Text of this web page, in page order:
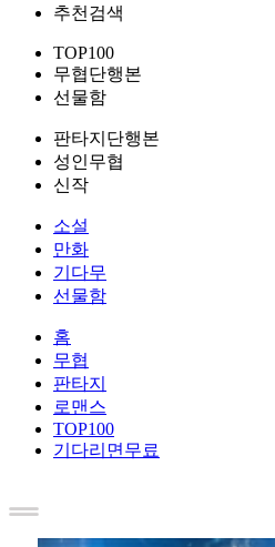
추천검색
TOP100
무협단행본
선물함
판타지단행본
성인무협
신작
소설
만화
기다무
선물함
홈
무협
판타지
로맨스
TOP100
기다리면무료